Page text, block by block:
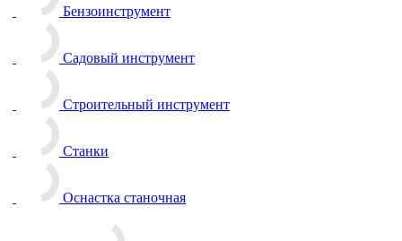
Бензоинструмент
Садовый инструмент
Строительный инструмент
Станки
Оснастка станочная